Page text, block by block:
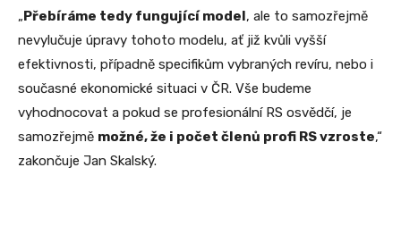
„Přebíráme tedy fungující model, ale to samozřejmě
nevylučuje úpravy tohoto modelu, ať již kvůli vyšší
efektivnosti, případně specifikům vybraných revíru, nebo i
současné ekonomické situaci v ČR. Vše budeme
vyhodnocovat a pokud se profesionální RS osvědčí, je
samozřejmě možné, že i počet členů profi RS vzroste,“
zakončuje Jan Skalský.